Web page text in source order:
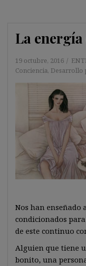
La energía
19 octubre, 2016
Conciencia, Desarrollo
Nos han enseñado
condicionados
de este continuo
Alguien que tiene
bonito, una